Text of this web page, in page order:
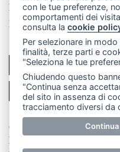
Privacy policy
Cookie
Rivedi le tue scelte sui
PER LA
© Copyright
E' proibita la
con le tue preferenze,
comportamenti dei
consulta lacookie
Per selezionare in
finalità, terze parti e
"Seleziona le tue
Chiudendo questo
"Continua senza
del sito in assenza di
tracciamento diversi da